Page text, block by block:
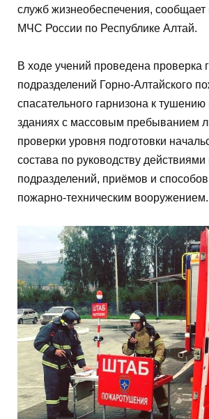
служб жизнеобеспечения,
МЧС России по Республике Алтай.
В ходе учений проведена проверка
подразделений Горно-Алтайского
спасательного гарнизона к
зданиях с массовым пребыванием
проверки уровня подготовки
состава по руководству
подразделений, приёмов и
пожарно-техническим вооружением.